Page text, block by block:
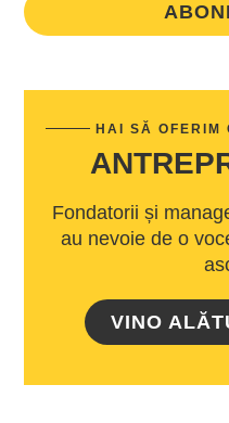
HAI SĂ OFERIM
Fondatorii și
au nevoie de o
VINO